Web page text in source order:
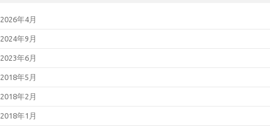
2026年4月
2024年9月
2023年6月
2018年5月
2018年2月
2018年1月